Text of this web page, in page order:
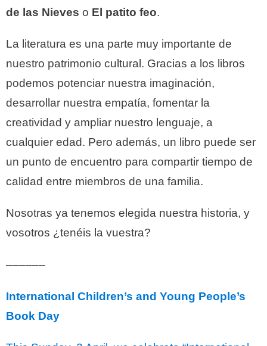
de las Nieves o El patito feo.
La literatura es una parte muy importante de
nuestro patrimonio cultural. Gracias a los libros
podemos potenciar nuestra imaginación,
desarrollar nuestra empatía, fomentar la
creatividad y ampliar nuestro lenguaje, a
cualquier edad. Pero además, un libro puede ser
un punto de encuentro para compartir tiempo de
calidad entre miembros de una familia.
Nosotras ya tenemos elegida nuestra historia, y
vosotros ¿tenéis la vuestra?
––––––
International Children’s and Young People’s
Book Day